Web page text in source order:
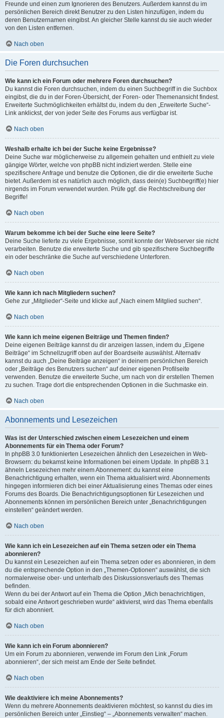
Freunde und einen zum Ignorieren des Benutzers. Außerdem kannst du im
persönlichen Bereich direkt Benutzer zu den Listen hinzufügen, indem du
deren Benutzernamen eingibst. An gleicher Stelle kannst du sie auch wieder
von den Listen entfernen.
Nach oben
Die Foren durchsuchen
Wie kann ich ein Forum oder mehrere Foren durchsuchen?
Du kannst die Foren durchsuchen, indem du einen Suchbegriff in die Suchbox
eingibst, die du in der Foren-Übersicht, der Foren- oder Themenansicht findest.
Erweiterte Suchmöglichkeiten erhältst du, indem du den „Erweiterte Suche“-
Link anklickst, der von jeder Seite des Forums aus verfügbar ist.
Nach oben
Weshalb erhalte ich bei der Suche keine Ergebnisse?
Deine Suche war möglicherweise zu allgemein gehalten und enthielt zu viele
gängige Wörter, welche von phpBB nicht indiziert werden. Stelle eine
spezifischere Anfrage und benutze die Optionen, die dir die erweiterte Suche
bietet. Außerdem ist es natürlich auch möglich, dass dein(e) Suchbegriff(e) hier
nirgends im Forum verwendet wurden. Prüfe ggf. die Rechtschreibung der
Begriffe!
Nach oben
Warum bekomme ich bei der Suche eine leere Seite?
Deine Suche lieferte zu viele Ergebnisse, somit konnte der Webserver sie nicht
verarbeiten. Benutze die erweiterte Suche und gib spezifischere Suchbegriffe
ein oder beschränke die Suche auf verschiedene Unterforen.
Nach oben
Wie kann ich nach Mitgliedern suchen?
Gehe zur „Mitglieder“-Seite und klicke auf „Nach einem Mitglied suchen“.
Nach oben
Wie kann ich meine eigenen Beiträge und Themen finden?
Deine eigenen Beiträge kannst du dir anzeigen lassen, indem du „Eigene
Beiträge“ im Schnellzugriff oben auf der Boardseite auswählst. Alternativ
kannst du auch „Deine Beiträge anzeigen“ in deinem persönlichen Bereich
oder „Beiträge des Benutzers suchen“ auf deiner eigenen Profilseite
verwenden. Benutze die erweiterte Suche, um nach von dir erstellen Themen
zu suchen. Trage dort die entsprechenden Optionen in die Suchmaske ein.
Nach oben
Abonnements und Lesezeichen
Was ist der Unterschied zwischen einem Lesezeichen und einem
Abonnements für ein Thema oder Forum?
In phpBB 3.0 funktionierten Lesezeichen ähnlich den Lesezeichen in Web-
Browsern: du bekamst keine Informationen bei einem Update. In phpBB 3.1
ähneln Lesezeichen mehr einem Abonnement: du kannst eine
Benachrichtigung erhalten, wenn ein Thema aktualisiert wird. Abonnements
hingegen informieren dich bei einer Aktualisierung eines Themas oder eines
Forums des Boards. Die Benachrichtigungsoptionen für Lesezeichen und
Abonnements können im persönlichen Bereich unter „Benachrichtigungen
einstellen“ geändert werden.
Nach oben
Wie kann ich ein Lesezeichen auf ein Thema setzen oder ein Thema
abonnieren?
Du kannst ein Lesezeichen auf ein Thema setzen oder es abonnieren, in dem
du die entsprechende Option in den „Themen-Optionen“ auswählst, die sich
normalerweise ober- und unterhalb des Diskussionsverlaufs des Themas
befinden.
Wenn du bei der Antwort auf ein Thema die Option „Mich benachrichtigen,
sobald eine Antwort geschrieben wurde“ aktivierst, wird das Thema ebenfalls
für dich abonniert.
Nach oben
Wie kann ich ein Forum abonnieren?
Um ein Forum zu abonnieren, verwende im Forum den Link „Forum
abonnieren“, der sich meist am Ende der Seite befindet.
Nach oben
Wie deaktiviere ich meine Abonnements?
Wenn du mehrere Abonnements deaktivieren möchtest, so kannst du dies im
persönlichen Bereich unter „Einstieg“ – „Abonnements verwalten“ machen.